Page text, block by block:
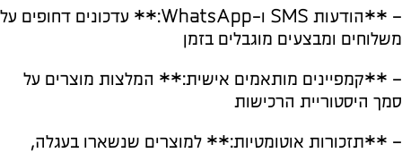
– **הודעות SMS ו-WhatsApp:** עדכונים דחופים על
משלוחים ומבצעים מוגבלים בזמן
– **קמפיינים מותאמים אישית:** המלצות מוצרים על
סמך היסטוריית הרכישות
– **תזכורות אוטומטיות:** למוצרים שנשארו בעגלה,